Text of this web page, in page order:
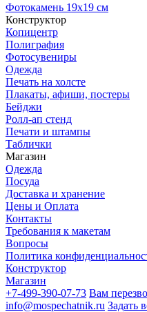
Фотокамень 19х19 см
Конструктор
Копицентр
Полиграфия
Фотосувениры
Одежда
Печать на холсте
Плакаты, афиши, постеры
Бейджи
Ролл-ап стенд
Печати и штампы
Таблички
Магазин
Одежда
Посуда
Доставка и хранение
Цены и Оплата
Контакты
Требования к макетам
Вопросы
Политика
Конструктор
Магазин
+7-499-390-07-73 Вам
info@mospechatnik.ru Задать